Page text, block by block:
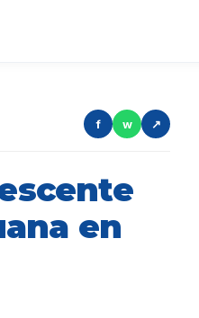
f w ↗
en